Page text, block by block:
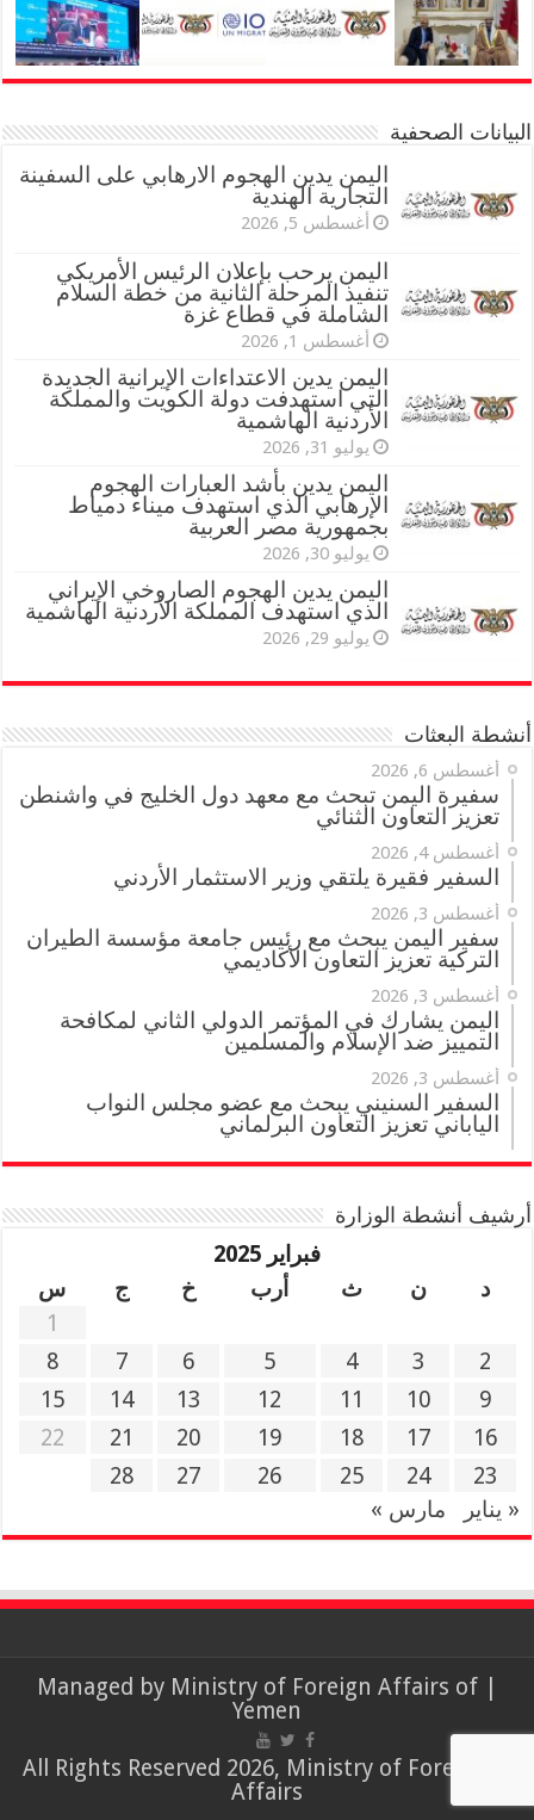
البيانات الصحفية
اليمن يدين الهجوم الارهابي على السفينة
التجارية الهندية
أغسطس 5, 2026
اليمن يرحب بإعلان الرئيس الأمريكي
تنفيذ المرحلة الثانية من خطة السلام
الشاملة في قطاع غزة
أغسطس 1, 2026
اليمن يدين الاعتداءات الإيرانية الجديدة
التي استهدفت دولة الكويت والمملكة
الأردنية الهاشمية
يوليو 31, 2026
اليمن يدين بأشد العبارات الهجوم
الإرهابي الذي استهدف ميناء دمياط
بجمهورية مصر العربية
يوليو 30, 2026
اليمن يدين الهجوم الصاروخي الإيراني
الذي استهدف المملكة الأردنية الهاشمية
يوليو 29, 2026
أنشطة البعثات
أغسطس 6, 2026
سفيرة اليمن تبحث مع معهد دول الخليج في واشنطن
تعزيز التعاون الثنائي
أغسطس 4, 2026
السفير فقيرة يلتقي وزير الاستثمار الأردني
أغسطس 3, 2026
سفير اليمن يبحث مع رئيس جامعة مؤسسة الطيران
التركية تعزيز التعاون الأكاديمي
أغسطس 3, 2026
اليمن يشارك في المؤتمر الدولي الثاني لمكافحة
التمييز ضد الإسلام والمسلمين
أغسطس 3, 2026
السفير السنيني يبحث مع عضو مجلس النواب
الياباني تعزيز التعاون البرلماني
أرشيف أنشطة الوزارة
فبراير 2025
د
ن ث أرب خ ج
س
1
2
3
4
5
6
7
8
9
10
11
12
13
14
15
16
17
18
19
20
21
22
23
24
25
26
27
28
« يناير
مارس »
| Managed by
Ministry of Foreign Affairs of
Yemen
© All Rights Reserved 2026, Ministry of Foreign
Affairs